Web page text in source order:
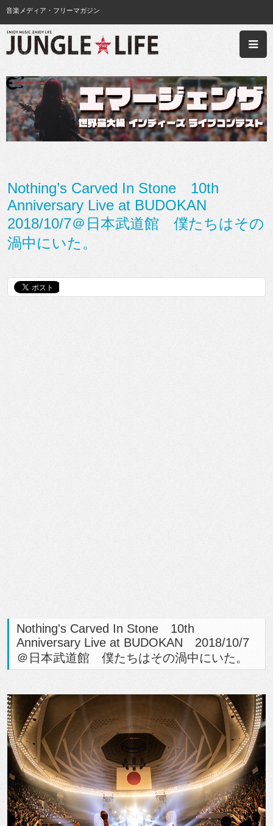
音楽メディア・フリーマガジン
Nothing’s Carved In Stone 10th
Anniversary Live at BUDOKAN
2018/10/7＠日本武道館 僕たちはその
渦中にいた。
Nothing's Carved In Stone 10th
Anniversary Live at BUDOKAN 2018/10/7
＠日本武道館 僕たちはその渦中にいた。